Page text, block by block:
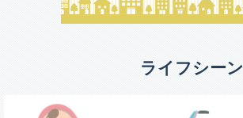
ライフシーン